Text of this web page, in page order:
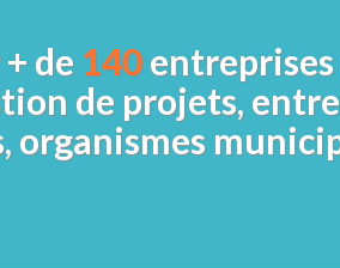
de 140entreprises
de projets,
organismes